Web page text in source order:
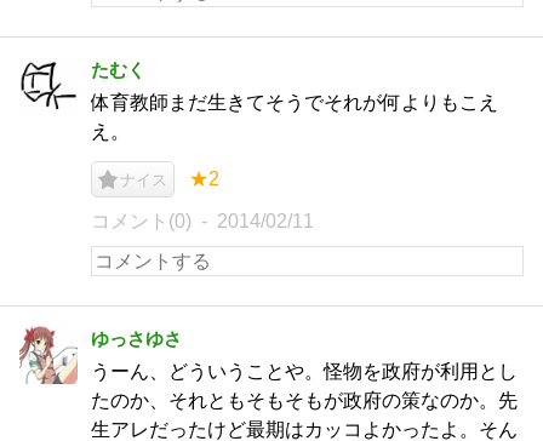
たむく
体育教師まだ生きてそうでそれが何よりもこえ
え。
ナイス ★2
コメント(0) 2014/02/11
ゆっさゆさ
うーん、どういうことや。怪物を政府が利用とし
たのか、それともそもそもが政府の策なのか。先
生アレだったけど最期はカッコよかったよ。そん